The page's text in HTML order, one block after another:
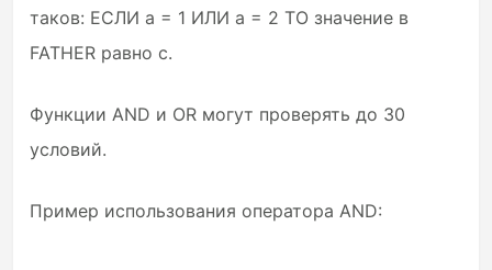
таков: ЕСЛИ a = 1 ИЛИ a = 2 ТО значение в
FATHER равно c.
Функции AND и OR могут проверять до 30
условий.
Пример использования оператора AND: